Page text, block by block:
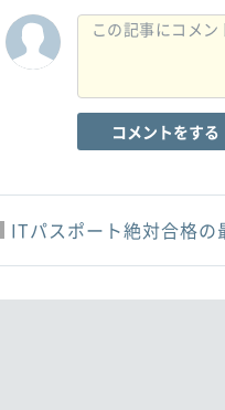
コメントをする
ITパスポート絶対合格